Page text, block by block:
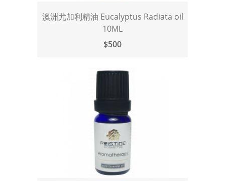
澳洲尤加利精油 Eucalyptus Radiata oil
10ML
$500